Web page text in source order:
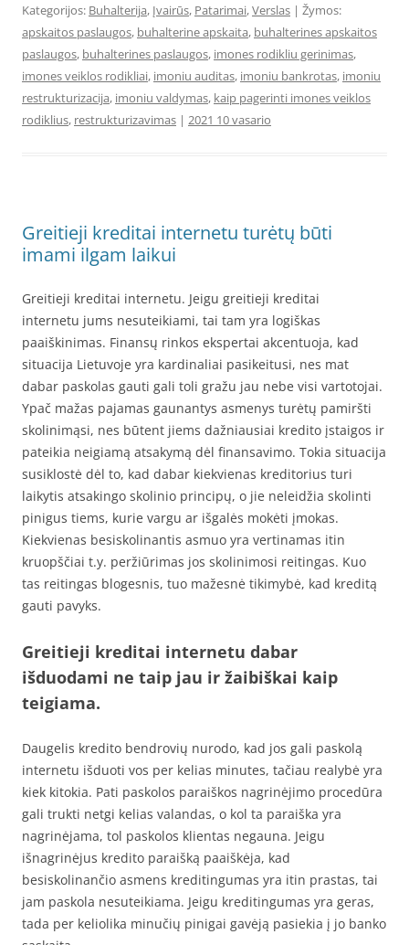
Kategorijos: Buhalterija, Įvairūs, Patarimai,Verslas | Žymos:
apskaitos paslaugos, buhalterine apskaita, buhalterines apskaitos
paslaugos, buhalterines paslaugos, imones rodikliu gerinimas,
imones veiklos rodikliai, imoniu auditas, imoniu bankrotas, imoniu
restrukturizacija, imoniu valdymas, kaip pagerinti imones veiklos
rodiklius, restrukturizavimas | 2021 10 vasario
Greitieji kreditai internetu turėtų būti
imami ilgam laikui
Greitieji kreditai internetu. Jeigu greitieji kreditai
internetu jums nesuteikiami, tai tam yra logiškas
paaiškinimas. Finansų rinkos ekspertai akcentuoja, kad
situacija Lietuvoje yra kardinaliai pasikeitusi, nes mat
dabar paskolas gauti gali toli gražu jau nebe visi vartotojai.
Ypač mažas pajamas gaunantys asmenys turėtų pamiršti
skolinimąsi, nes būtent jiems dažniausiai kredito įstaigos ir
pateikia neigiamą atsakymą dėl finansavimo. Tokia situacija
susiklostė dėl to, kad dabar kiekvienas kreditorius turi
laikytis atsakingo skolinio principų, o jie neleidžia skolinti
pinigus tiems, kurie vargu ar išgalės mokėti įmokas.
Kiekvienas besiskolinantis asmuo yra vertinamas itin
kruopščiai t.y. peržiūrimas jos skolinimosi reitingas. Kuo
tas reitingas blogesnis, tuo mažesnė tikimybė, kad kreditą
gauti pavyks.
Greitieji kreditai internetu dabar
išduodami ne taip jau ir žaibiškai kaip
teigiama.
Daugelis kredito bendrovių nurodo, kad jos gali paskolą
internetu išduoti vos per kelias minutes, tačiau realybė yra
kiek kitokia. Pati paskolos paraiškos nagrinėjimo procedūra
gali trukti netgi kelias valandas, o kol ta paraiška yra
nagrinėjama, tol paskolos klientas negauna. Jeigu
išnagrinėjus kredito paraišką paaiškėja, kad
besiskolinančio asmens kreditingumas yra itin prastas, tai
jam paskola nesuteikiama. Jeigu kreditingumas yra geras,
tada per keliolika minučių pinigai gavėją pasiekia į jo banko